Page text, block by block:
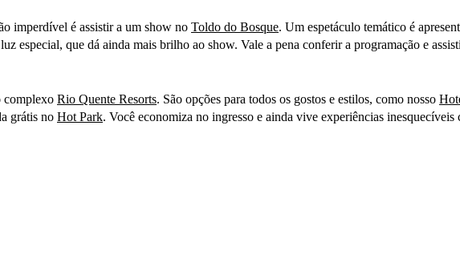
imperdível é assistir a um show no Toldo do Bosque. Um espetáculo temático é
especial, que dá ainda mais brilho ao show. Vale a pena conferir a programação e
complexo Rio Quente Resorts. São opções para todos os gostos e estilos, como nosso
grátis no Hot Park. Você economiza no ingresso e ainda vive experiências